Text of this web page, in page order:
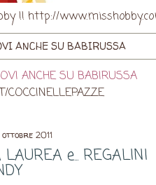
!! http://
ANCHE SU BABIRUSSA
2011
e... REGALINI